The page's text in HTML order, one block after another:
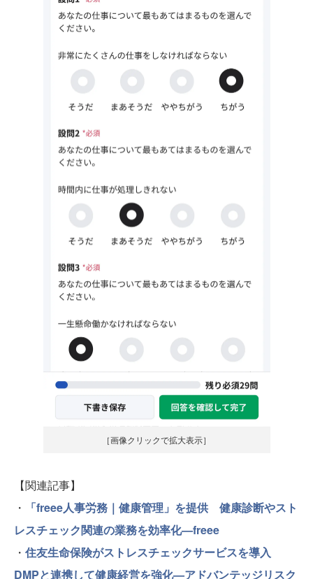
［画像クリックで拡大表示］
【関連記事】
・
「freee人事労務｜健康管理」を提供 健康診断やスト
レスチェック関連の業務を効率化—freee
・ 住友生命保険がストレスチェックサービスを導入
DMPと連携して健康経営を強化—アドバンテッジリスク